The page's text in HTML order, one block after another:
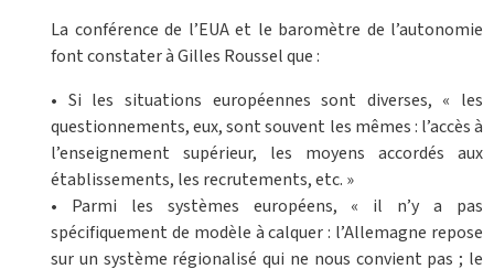
La conférence de l’EUA et le baromètre de l’autonomie
font constater à Gilles Roussel que :
• Si les situations européennes sont diverses, « les
questionnements, eux, sont souvent les mêmes : l’accès à
l’enseignement supérieur, les moyens accordés aux
établissements, les recrutements, etc. »
• Parmi les systèmes européens, « il n’y a pas
spécifiquement de modèle à calquer : l’Allemagne repose
sur un système régionalisé qui ne nous convient pas ; le